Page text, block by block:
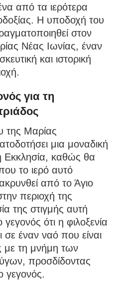
από τα ιερότερα
Η υποδοχή του
στον
Νέας Ιωνίας, έναν
και ιστορική
για τη
της Μαρίας
μια μοναδική
Εκκλησία, καθώς θα
το ιερό αυτό
από το Άγιο
περιοχή της
της στιγμής αυτή
ότι η φιλοξενία
σε έναν ναό που είναι
με τη μνήμη των
προσδίδοντας
γεγονός.